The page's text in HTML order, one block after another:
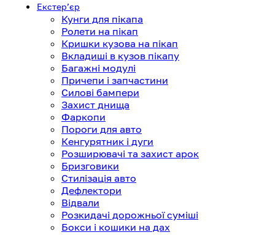
Екстерʼєр
Кунги для пікапа
Ролети на пікап
Кришки кузова на пікап
Вкладиші в кузов пікапу
Багажні модулі
Причепи і запчастини
Силові бампери
Захист днища
Фаркопи
Пороги для авто
Кенгурятник і дуги
Розширювачі та захист арок
Бризговики
Стилізація авто
Дефлектори
Відвали
Розкидачі дорожньої суміші
Бокси і кошики на дах